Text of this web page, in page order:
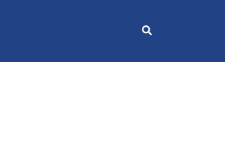
Search